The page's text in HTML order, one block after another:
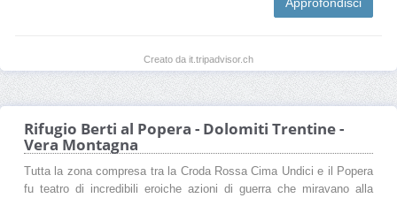
Creato da it.tripadvisor.ch
Rifugio Berti al Popera - Dolomiti Trentine -
Vera Montagna
Tutta la zona compresa tra la Croda Rossa Cima Undici e il Popera
fu teatro di incredibili eroiche azioni di guerra che miravano alla